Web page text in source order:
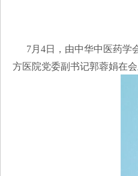
7月4日，由中华中医药学
方医院党委副书记郭蓉娟在